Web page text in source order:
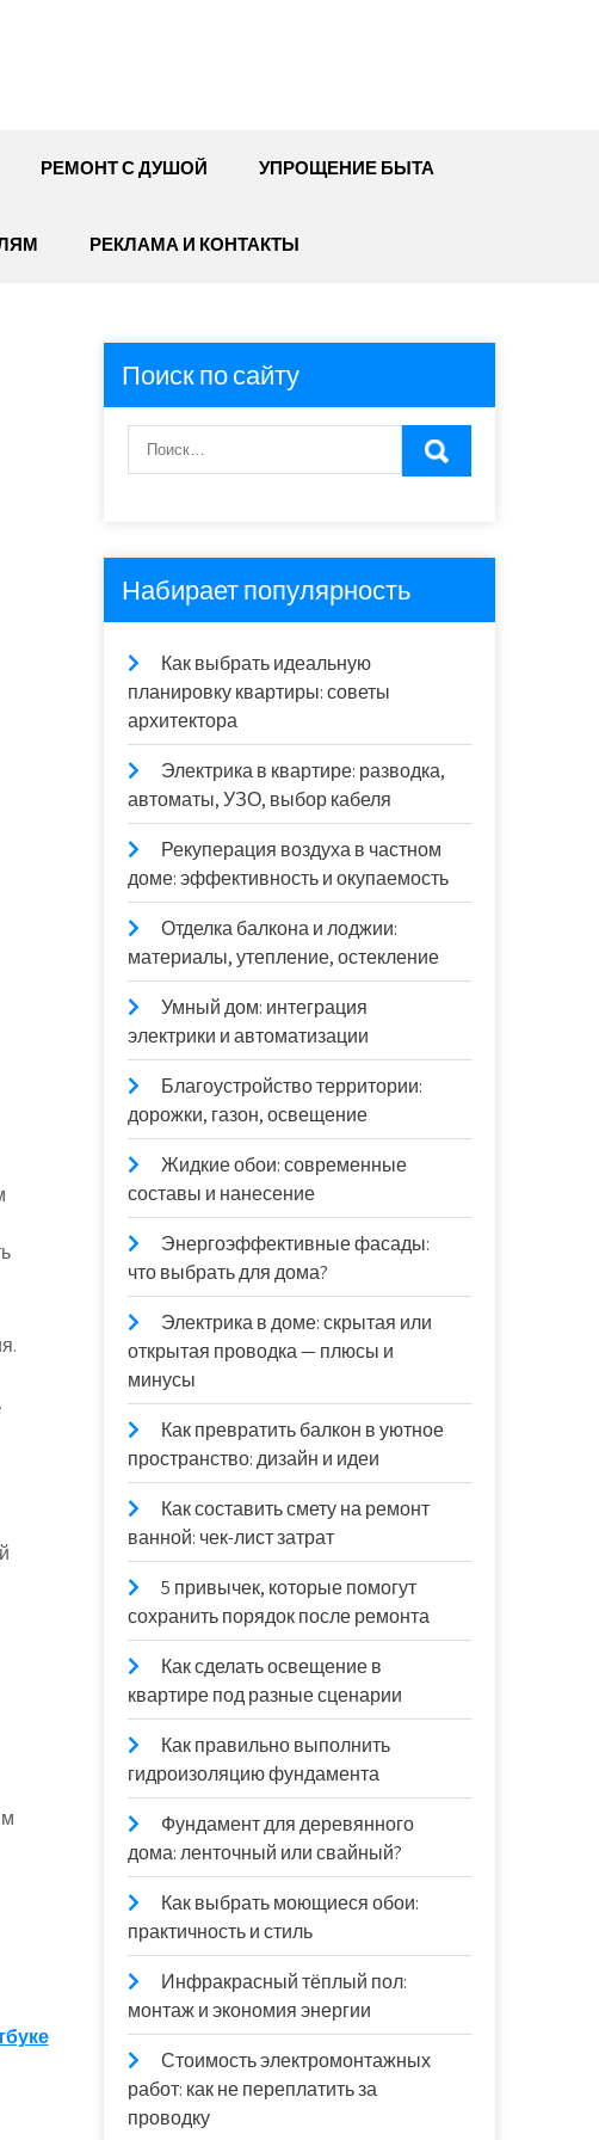
РЕМОНТ С ДУШОЙ УПРОЩЕНИЕ БЫТА
РЕКЛАМА И КОНТАКТЫ
Поиск по сайту
Набирает популярность
Как выбрать идеальную
планировку квартиры: советы
архитектора
Электрика в квартире: разводка,
автоматы, УЗО, выбор кабеля
Рекуперация воздуха в частном
доме: эффективность и окупаемость
Отделка балкона и лоджии:
материалы, утепление, остекление
Умный дом: интеграция
электрики и автоматизации
Благоустройство территории:
дорожки, газон, освещение
Жидкие обои: современные
составы и нанесение
Энергоэффективные фасады:
что выбрать для дома?
Электрика в доме: скрытая или
открытая проводка — плюсы и
минусы
Как превратить балкон в уютное
пространство: дизайн и идеи
Как составить смету на ремонт
ванной: чек-лист затрат
5 привычек, которые помогут
сохранить порядок после ремонта
Как сделать освещение в
квартире под разные сценарии
Как правильно выполнить
гидроизоляцию фундамента
Фундамент для деревянного
дома: ленточный или свайный?
Как выбрать моющиеся обои:
практичность и стиль
Инфракрасный тёплый пол:
монтаж и экономия энергии
Стоимость электромонтажных
работ: как не переплатить за
проводку